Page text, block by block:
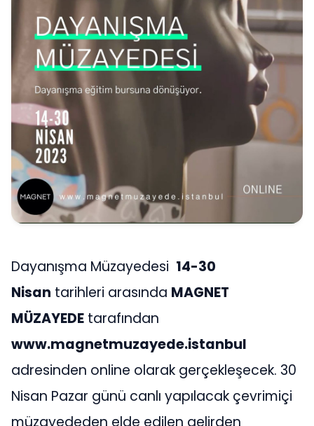
Dayanışma Müzayedesi 14-30
Nisan tarihleri arasında MAGNET
MÜZAYEDE tarafından
www.magnetmuzayede.istanbul
adresinden online olarak gerçekleşecek. 30
Nisan Pazar günü canlı yapılacak çevrimiçi
müzayededen elde edilen gelirden